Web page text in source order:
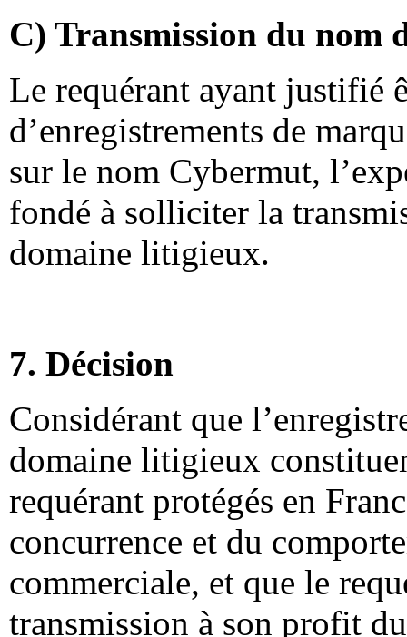
C) Transmission du nom
Le requérant ayant justifié
d’enregistrements de
sur le nom Cybermut,
fondé à solliciter la
domaine litigieux.
7. Décision
Considérant que
domaine litigieux
requérant protégés en
concurrence et du
commerciale, et que le
transmission à son profit